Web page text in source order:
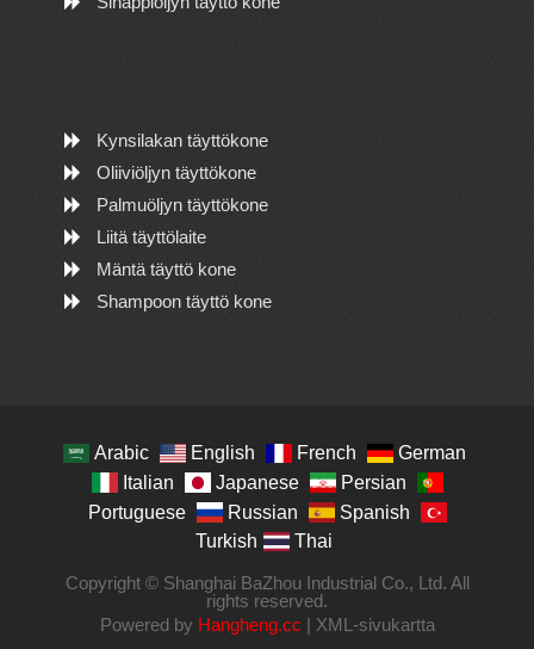
Kynsilakan täyttökone
Oliiviöljyn täyttökone
Palmuöljyn täyttökone
Liitä täyttölaite
Mäntä täyttö kone
Shampoon täyttö kone
Arabic English French
German
Italian
Japanese
Persian
Portuguese
Russian
Spanish
Turkish
Thai
Copyright © Shanghai BaZhou Industrial Co., Ltd. All
rights reserved.
Powered by Hangheng.cc | XML-sivukartta